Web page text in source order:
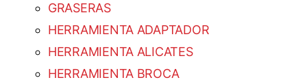
GRASERAS
HERRAMIENTA ADAPTADOR
HERRAMIENTA ALICATES
HERRAMIENTA BROCA